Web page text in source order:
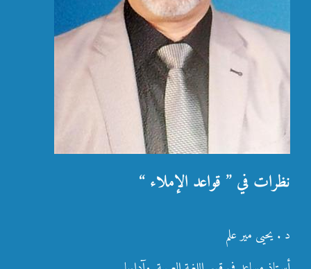
نظرات في ” قواعد الإملاء “
د . يحيى مير علم